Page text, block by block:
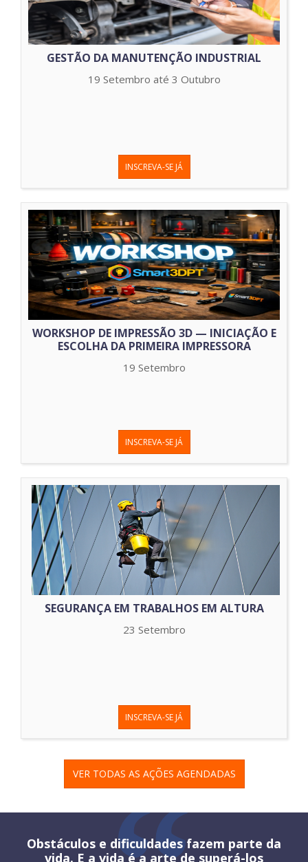
GESTÃO DA MANUTENÇÃO INDUSTRIAL
19 Setembro até 3 Outubro
INSCREVA-SE JÁ
WORKSHOP DE IMPRESSÃO 3D — INICIAÇÃO E
ESCOLHA DA PRIMEIRA IMPRESSORA
19 Setembro
INSCREVA-SE JÁ
SEGURANÇA EM TRABALHOS EM ALTURA
23 Setembro
INSCREVA-SE JÁ
VER TODAS AS AÇÕES AGENDADAS
Obstáculos e dificuldades fazem parte da
vida. E a vida é a arte de superá-los